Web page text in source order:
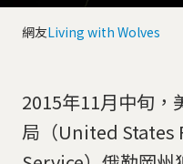
網友Living with Wolves
2015年11月中旬，
局（United States